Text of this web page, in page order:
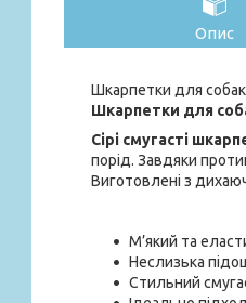
Опис
Шкарпетки для собак
Шкарпетки для
Сірі смугасті
порід. Завдяки
Виготовлені з
М’який та
Неслизька
Стильний